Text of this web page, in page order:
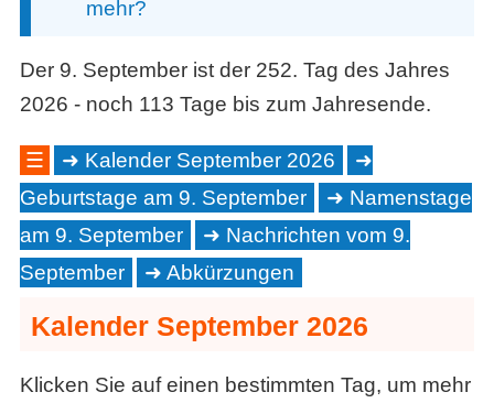
mehr?
Der 9. September ist der 252. Tag des Jahres
2026 - noch 113 Tage bis zum Jahresende.
☰
Kalender September 2026
Geburtstage am 9. September
Namenstage
am 9. September
Nachrichten vom 9.
September
Abkürzungen
Kalender September 2026
Klicken Sie auf einen bestimmten Tag, um mehr